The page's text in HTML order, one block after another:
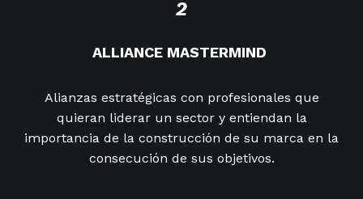
2
ALLIANCE MASTERMIND
Alianzas estratégicas con profesionales que
quieran liderar un sector y entiendan la
importancia de la construcción de su marca en la
consecución de sus objetivos.